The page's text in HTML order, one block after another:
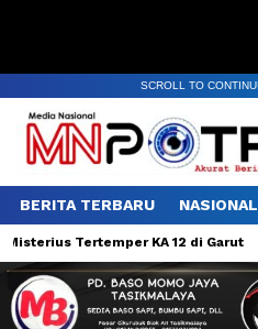
SCROLL TO
BERITA TERBARU NASIONAL
Tertemper KA 12 di Garut